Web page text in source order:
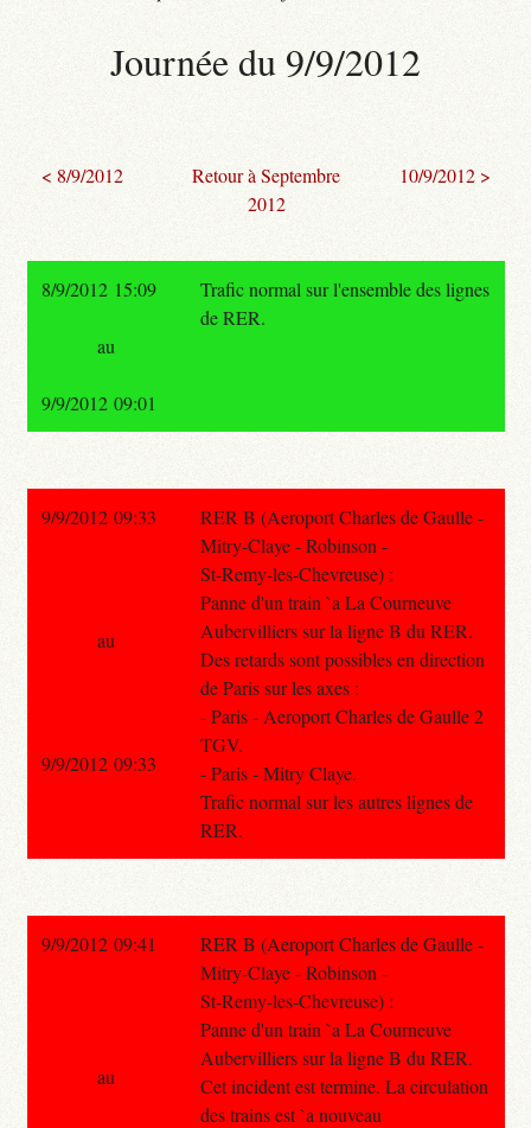
Journée du 9/9/2012
< 8/9/2012
Retour à Septembre
2012
10/9/2012 >
8/9/2012 15:09
Trafic normal sur l'ensemble des lignes
de RER.
au
9/9/2012 09:01
9/9/2012 09:33
RER B (Aeroport Charles de Gaulle -
Mitry-Claye - Robinson -
St-Remy-les-Chevreuse) :
Panne d'un train `a La Courneuve
Aubervilliers sur la ligne B du RER.
Des retards sont possibles en direction
de Paris sur les axes :
- Paris - Aeroport Charles de Gaulle 2
TGV.
- Paris - Mitry Claye.
Trafic normal sur les autres lignes de
RER.
au
9/9/2012 09:33
9/9/2012 09:41
RER B (Aeroport Charles de Gaulle -
Mitry-Claye - Robinson -
St-Remy-les-Chevreuse) :
Panne d'un train `a La Courneuve
Aubervilliers sur la ligne B du RER.
Cet incident est termine. La circulation
des trains est `a nouveau
au